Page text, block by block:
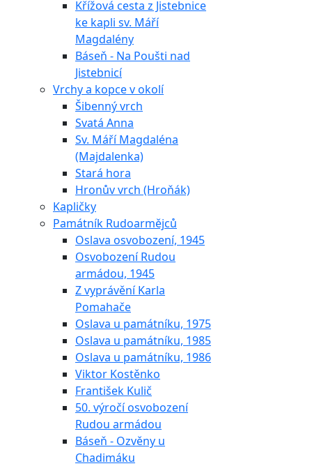
Křížová cesta z Jistebnice
ke kapli sv. Máří
Magdalény
Báseň - Na Poušti nad
Jistebnicí
Vrchy a kopce v okolí
Šibenný vrch
Svatá Anna
Sv. Máří Magdaléna
(Majdalenka)
Stará hora
Hronův vrch (Hroňák)
Kapličky
Památník Rudoarmějců
Oslava osvobození, 1945
Osvobození Rudou
armádou, 1945
Z vyprávění Karla
Pomahače
Oslava u památníku, 1975
Oslava u památníku, 1985
Oslava u památníku, 1986
Viktor Kostěnko
František Kulič
50. výročí osvobození
Rudou armádou
Báseň - Ozvěny u
Chadimáku